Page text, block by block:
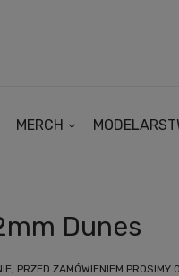
MERCH
Dunes
PRZED ZAMÓWIENIEM PROSIMY